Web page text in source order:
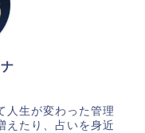
人生が変わった管理
えたり、占いを身近